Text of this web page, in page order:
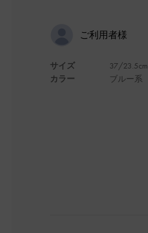
ご利用者様
サイズ
カラー
37/23.5cm
ブルー系